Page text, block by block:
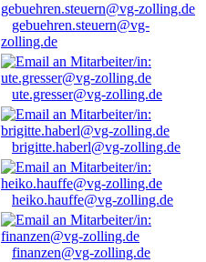
gebuehren.steuern@vg-
zolling.de
ute.gresser@vg-zolling.de
brigitte.haberl@vg-zolling.de
heiko.hauffe@vg-zolling.de
finanzen@vg-zolling.de